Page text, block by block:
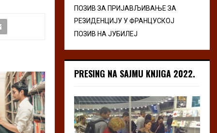
ПОЗИВ ЗА ПРИЈАВЉИВАЊЕ ЗА
РЕЗИДЕНЦИЈУ У ФРАНЦУСКОЈ
ПОЗИВ НА ЈУБИЛЕЈ
PRESING NA SAJMU KNJIGA 2022.